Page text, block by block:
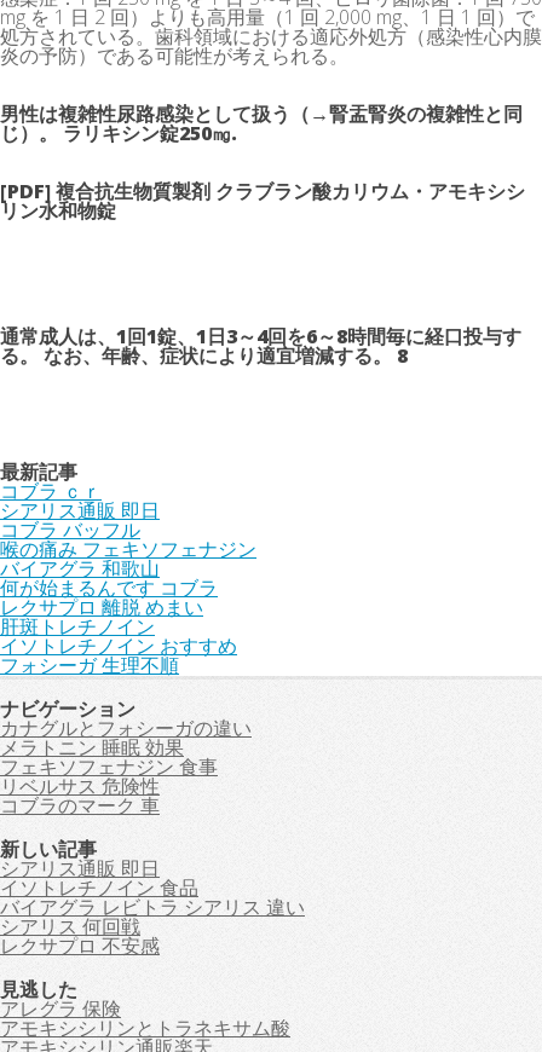
mg を 1 日 2 回）よりも高用量（1 回 2,000 mg、1 日 1 回）で
処方されている。歯科領域における適応外処方（感染性心内膜
炎の予防）である可能性が考えられる。
男性は複雑性尿路感染として扱う（→腎盂腎炎の複雑性と同
じ）。 ラリキシン錠250㎎.
[PDF] 複合抗生物質製剤 クラブラン酸カリウム・アモキシシ
リン水和物錠
通常成人は、1回1錠、1日3～4回を6～8時間毎に経口投与す
る。 なお、年齢、症状により適宜増減する。 8
最新記事
コブラ ｃｒ
シアリス通販 即日
コブラ バッフル
喉の痛み フェキソフェナジン
バイアグラ 和歌山
何が始まるんです コブラ
レクサプロ 離脱 めまい
肝斑トレチノイン
イソトレチノイン おすすめ
フォシーガ 生理不順
ナビゲーション
カナグルとフォシーガの違い
メラトニン 睡眠 効果
フェキソフェナジン 食事
リベルサス 危険性
コブラのマーク 車
新しい記事
シアリス通販 即日
イソトレチノイン 食品
バイアグラ レビトラ シアリス 違い
シアリス 何回戦
レクサプロ 不安感
見逃した
アレグラ 保険
アモキシシリンとトラネキサム酸